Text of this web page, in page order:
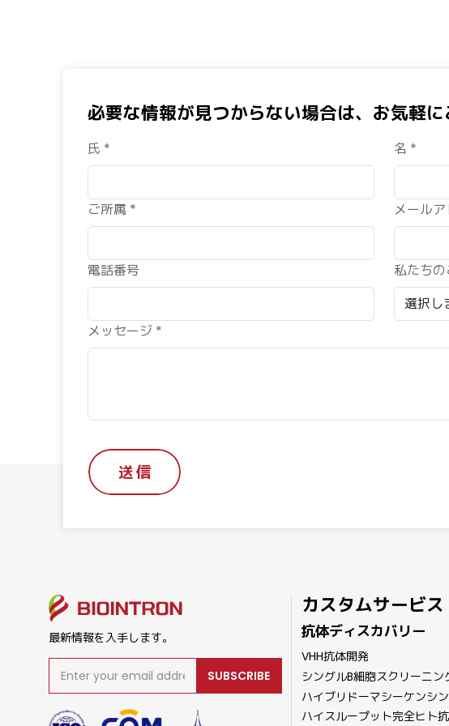
必要な情報が見つからない場合は、お気軽に
氏 * 名 *
ご所属 * メール
電話番号 私たち
メッセージ *
送 信
最新情報を入手します。
SUBSCRIBE
カスタムサービス
抗体ディスカバリー
VHH抗体開発
シングルB細胞スクリーニン
ハイブリドーマシーケンシ
ハイスループット完全ヒト